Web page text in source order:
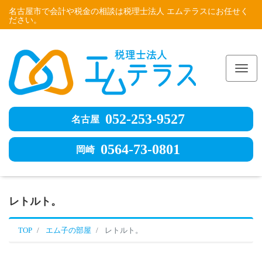
名古屋市で会計や税金の相談は税理士法人 エムテラスにお任せく
ださい。
名古屋 052-253-9527
岡崎 0564-73-0801
レトルト。
TOP エム子の部屋 レトルト。